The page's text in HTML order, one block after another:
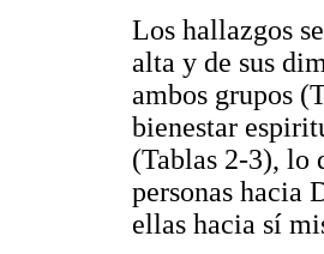
Los hallazgos
alta y de sus
ambos grupos
bienestar
(Tablas 2-3), lo
personas hacia
ellas hacia sí